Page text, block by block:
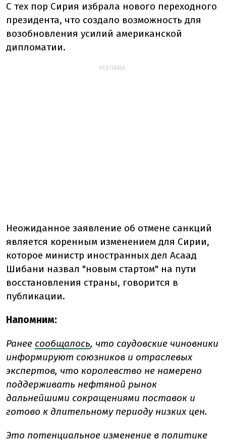
С тех пор Сирия избрала нового переходного
президента, что создало возможность для
возобновления усилий американской
дипломатии.
РЕКЛАМА:
Неожиданное заявление об отмене санкций
является коренным изменением для Сирии,
которое министр иностранных дел Асаад
Шибани назвал "новым стартом" на пути
восстановления страны, говорится в
публикации.
Напомним:
Ранее сообщалось, что саудовские чиновники
информируют союзников и отраслевых
экспертов, что королевство не намерено
поддерживать нефтяной рынок
дальнейшими сокращениями поставок и
готово к длительному периоду низких цен.
Это потенциальное изменение в политике